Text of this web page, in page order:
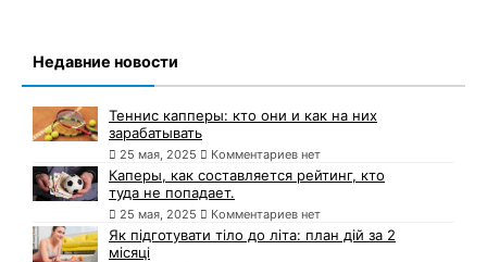
Недавние новости
Теннис капперы: кто они и как на них
зарабатывать
25 мая, 2025 Комментариев нет
Каперы, как составляется рейтинг, кто
туда не попадает.
25 мая, 2025 Комментариев нет
Як підготувати тіло до літа: план дій за 2
місяці